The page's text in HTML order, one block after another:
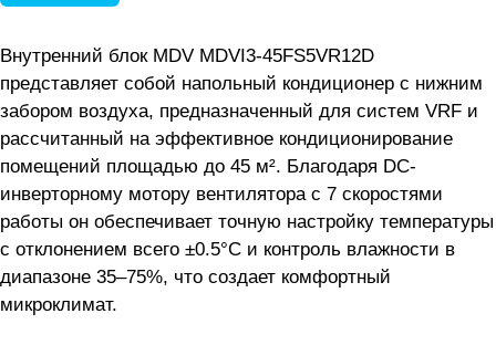
Внутренний блок MDV MDVI3-45FS5VR12D
представляет собой напольный кондиционер с нижним
забором воздуха, предназначенный для систем VRF и
рассчитанный на эффективное кондиционирование
помещений площадью до 45 м². Благодаря DC-
инверторному мотору вентилятора с 7 скоростями
работы он обеспечивает точную настройку температуры
с отклонением всего ±0.5°С и контроль влажности в
диапазоне 35–75%, что создает комфортный
микроклимат.